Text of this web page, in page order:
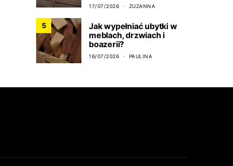
17/07/2026 ZUZANNA
5
Jak wypełniać ubytki w
meblach, drzwiach i
boazerii?
16/07/2026 PAULINA